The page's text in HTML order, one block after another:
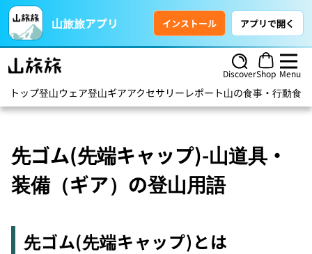
山旅旅アプリ インストール アプリで開く
DiscoverShop Menu
トップ登山ウェア登山ギアアクセサリー レポート山の食事・行動食
先ゴム(先端キャップ)-山道具・
装備（ギア）の登山用語
先ゴム(先端キャップ)とは